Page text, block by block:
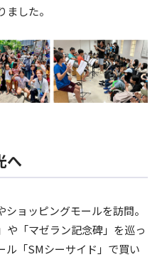
した。
へ
ョッピングモールを訪問。
や「マゼラン記念碑」を巡っ
ル「SMシーサイド」で買い